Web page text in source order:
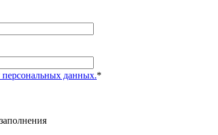
персональных данных.*